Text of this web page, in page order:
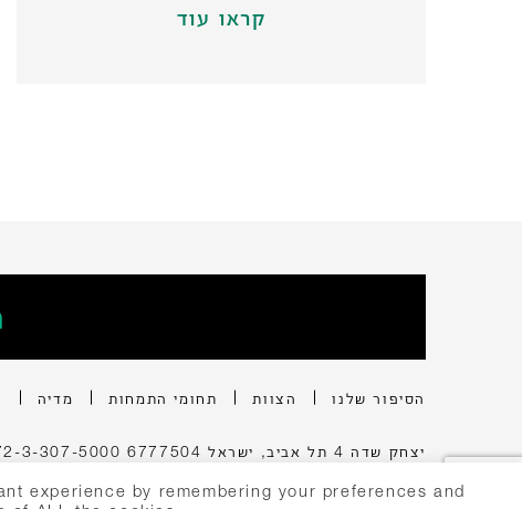
קראו עוד
הסיפור שלנו הצוות תחומי התמחות מדיה
יצחק שדה 4 תל אביב, ישראל 6777504
3-307-5000
experience by remembering your preferences and